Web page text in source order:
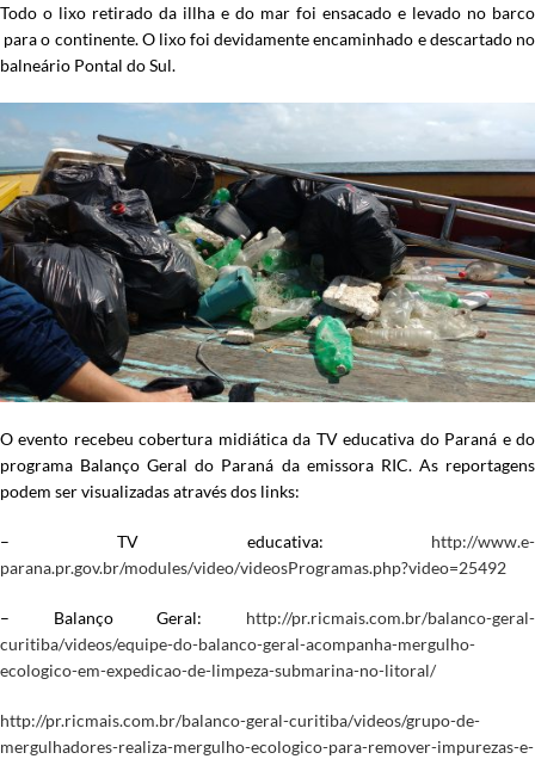
Todo o lixo retirado da illha e do mar foi ensacado e levado no barco
para o continente. O lixo foi devidamente encaminhado e descartado no
balneário Pontal do Sul.
O evento recebeu cobertura midiática da TV educativa do Paraná e do
programa Balanço Geral do Paraná da emissora RIC. As reportagens
podem ser visualizadas através dos links:
– TV educativa: http://www.e-
parana.pr.gov.br/modules/video/videosProgramas.php?video=25492
– Balanço Geral: http://pr.ricmais.com.br/balanco-geral-
curitiba/videos/equipe-do-balanco-geral-acompanha-mergulho-
ecologico-em-expedicao-de-limpeza-submarina-no-litoral/
http://pr.ricmais.com.br/balanco-geral-curitiba/videos/grupo-de-
mergulhadores-realiza-mergulho-ecologico-para-remover-impurezas-e-